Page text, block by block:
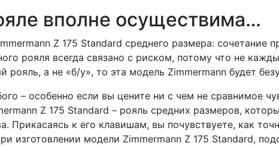
вполне осуществима…
Z 175 Standard среднего размера: сочетание
рояля всегда связано с риском, потому что не
рояль, а не «б/у», то эта модель Zimmermann будет
– особенно если вы цените ни с чем не сравнимое
Z 175 Standard – рояль средних размеров,
Прикасаясь к его клавишам, вы почувствуете, как
изготовлении модели Zimmermann Z 175 Standard,